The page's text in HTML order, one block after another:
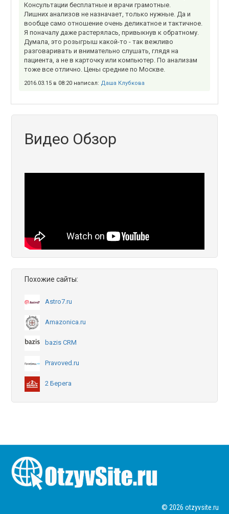
Консультации бесплатные и врачи грамотные.
Лишних анализов не назначает, только нужные. Да и
вообще само отношение очень деликатное и тактичное.
Я поначалу даже растерялась, привыкнув к обратному.
Думала, это розыгрыш какой-то - так вежливо
разговаривать и внимательно слушать, глядя на
пациента, а не в карточку или компьютер. По анализам
тоже все отлично. Цены средние по Москве.
2016.03.15 в 08:20 написал: Даша Клубкова
Видео Обзор
Похожие сайты:
Astro7.ru
Amazonica.ru
bazis CRM
Pravoved.ru
2 Берега
© 2026 otzyvsite.ru